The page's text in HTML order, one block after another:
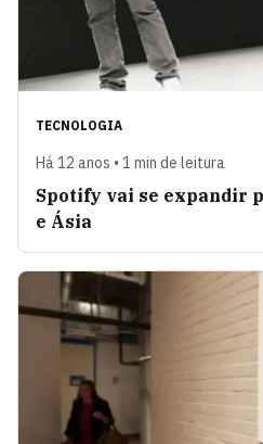
TECNOLOGIA
Há 12 anos • 1 min de leitura
Spotify vai se expandir
e Ásia